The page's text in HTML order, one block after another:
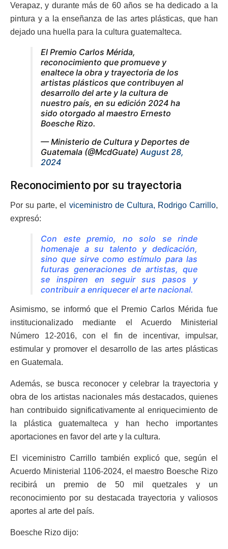
Verapaz, y durante más de 60 años se ha dedicado a la
pintura y a la enseñanza de las artes plásticas, que han
dejado una huella para la cultura guatemalteca.
El Premio Carlos Mérida,
reconocimiento que promueve y
enaltece la obra y trayectoria de los
artistas plásticos que contribuyen al
desarrollo del arte y la cultura de
nuestro país, en su edición 2024 ha
sido otorgado al maestro Ernesto
Boesche Rizo.
— Ministerio de Cultura y Deportes de
Guatemala (@McdGuate) August 28,
2024
Reconocimiento por su trayectoria
Por su parte, el viceministro de Cultura, Rodrigo Carrillo,
expresó:
Con este premio, no solo se rinde
homenaje a su talento y dedicación,
sino que sirve como estímulo para las
futuras generaciones de artistas, que
se inspiren en seguir sus pasos y
contribuir a enriquecer el arte nacional.
Asimismo, se informó que el Premio Carlos Mérida fue
institucionalizado mediante el Acuerdo Ministerial
Número 12-2016, con el fin de incentivar, impulsar,
estimular y promover el desarrollo de las artes plásticas
en Guatemala.
Además, se busca reconocer y celebrar la trayectoria y
obra de los artistas nacionales más destacados, quienes
han contribuido significativamente al enriquecimiento de
la plástica guatemalteca y han hecho importantes
aportaciones en favor del arte y la cultura.
El viceministro Carrillo también explicó que, según el
Acuerdo Ministerial 1106-2024, el maestro Boesche Rizo
recibirá un premio de 50 mil quetzales y un
reconocimiento por su destacada trayectoria y valiosos
aportes al arte del país.
Boesche Rizo dijo: